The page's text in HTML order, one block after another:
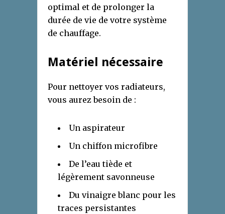
optimal et de prolonger la
durée de vie de votre système
de chauffage.
Matériel nécessaire
Pour nettoyer vos radiateurs,
vous aurez besoin de :
Un aspirateur
Un chiffon microfibre
De l’eau tiède et
légèrement savonneuse
Du vinaigre blanc pour les
traces persistantes